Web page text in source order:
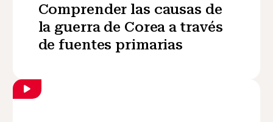
Comprender las causas de
la guerra de Corea a través
de fuentes primarias